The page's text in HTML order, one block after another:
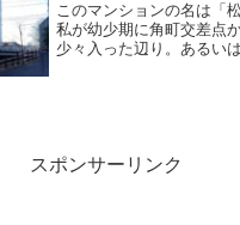
このマンションの名は「
私が幼少期に角町交差点
少々入った辺り。あるい
スポンサーリンク